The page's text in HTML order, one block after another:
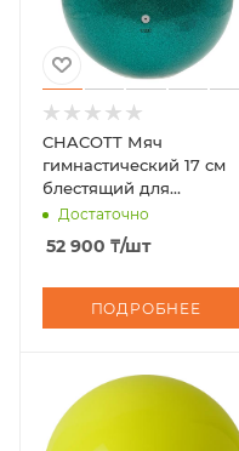
CHACOTT Мяч
гимнастический 17 см
блестящий для
юниоров Practice
Jewelry Ball 301503 0016-
98
Достаточно
52 900 ₸/шт
ПОДРОБНЕЕ